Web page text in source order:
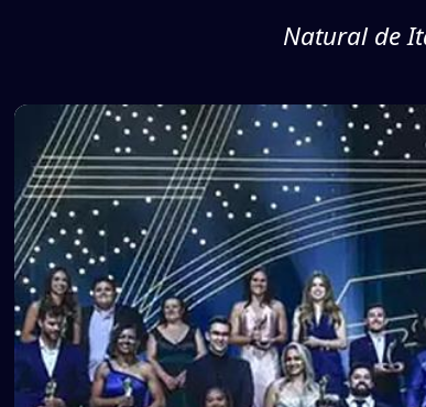
Natural de